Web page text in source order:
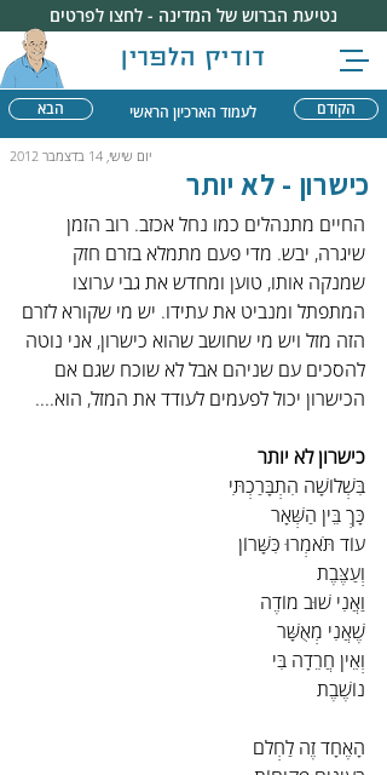
דודיק הלפרין
נטיעת הברוש של המדינה - לחצו לפרטים
הבא הקודם לעמוד הארכיון הראשי
יום שישי, 14 בדצמבר 2012
כישרון - לא יותר
החיים מתנהלים כמו נחל אכזב. רוב הזמן
שיגרה, יבש. מדי פעם מתמלא בזרם חזק
שמנקה אותו, טוען ומחדש את גבי ערוצו
המתפתל ומנביט את עתידו. יש מי שקורא לזרם
הזה מזל ויש מי שחושב שהוא כישרון, אני נוטה
להסכים עם שניהם אבל לא שוכח שגם אם
הכישרון יכול לפעמים לעודד את המזל, הוא....
כישרון לא יותר
בִּשְׁלוֹשָׁה הִתְבָּרַכְתִּי
כָּךְ בֵּין הַשְּׁאָר
עוֹד תֹּאמְרוּ כִּשָּׁרוֹן
וְעַצֶּבֶת
וַאֲנִי שׁוּב מוֹדֶה
שֶׁאֲנִי מְאֻשָּׁר
וְאֵין חֲרֵדָה בִּי
נוֹשֶׁבֶת
הָאֶחָד זֶה לַחְלֹם